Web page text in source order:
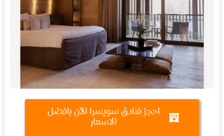
احجز فنادق سويسرا الآن بافضل
الاسعار